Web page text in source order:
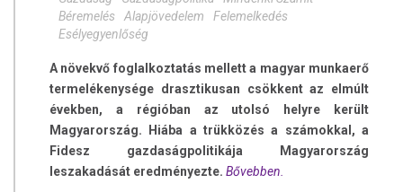
Béremelés
Alapjövedelem
Felemelkedés
Esélyegyenlőség
A növekvő foglalkoztatás mellett a magyar munkaerő
termelékenysége drasztikusan csökkent az elmúlt
években, a régióban az utolsó helyre került
Magyarország. Hiába a trükközés a számokkal, a
Fidesz gazdaságpolitikája Magyarország
leszakadását eredményezte. Bővebben.